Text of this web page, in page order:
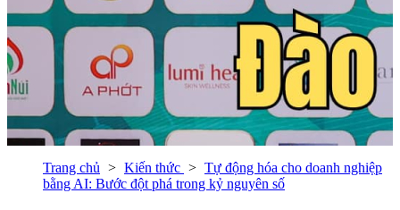
Trang chủ Kiến thức
Tự động hóa cho doanh nghiệp
bằng AI: Bước đột phá trong kỷ nguyên số